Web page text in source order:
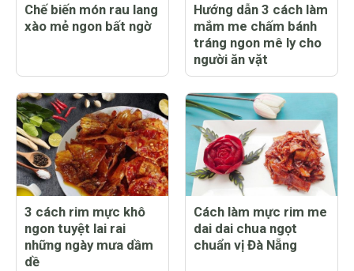
Chế biến món rau lang
xào mẻ ngon bất ngờ
Hướng dẫn 3 cách làm
mắm me chấm bánh
tráng ngon mê ly cho
người ăn vặt
3 cách rim mực khô
ngon tuyệt lai rai
những ngày mưa dầm
dề
Cách làm mực rim me
dai dai chua ngọt
chuẩn vị Đà Nẵng